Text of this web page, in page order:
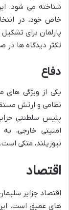
شناخته می شود.
خاص خود، در
پارلمان برای
تکثر دیدگاه ها
دفاع
یکی از ویژگی های
نظامی و ارتش
پلیس سلطنتی
امنیتی خارجی،
نیوزیلند، متکی است.
اقتصاد
اقتصاد جزایر
های عمیق است.